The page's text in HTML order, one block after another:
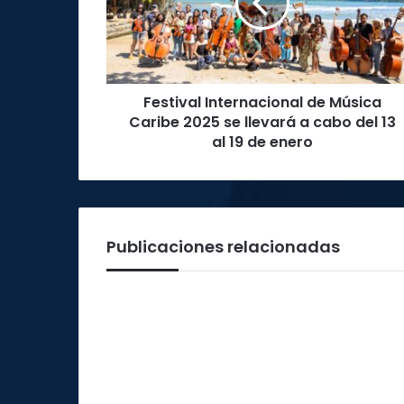
Caribe
2025
se
llevará
a
19
Festival Internacional de Música
Caribe 2025 se llevará a cabo del 13
al 19 de enero
Publicaciones relacionadas